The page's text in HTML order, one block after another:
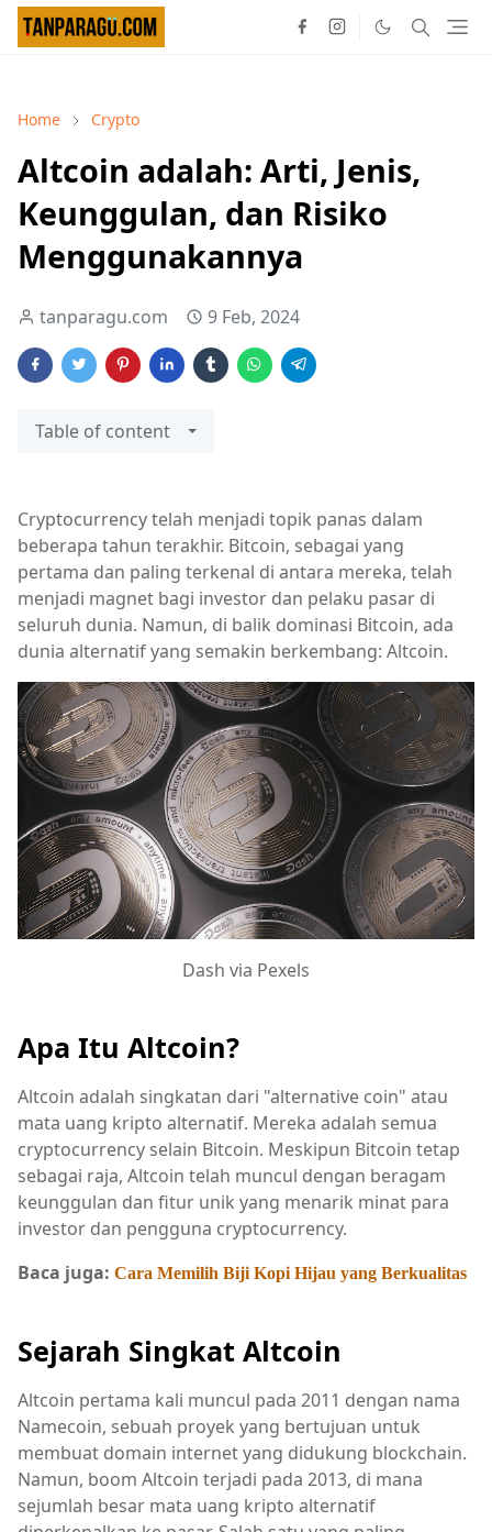
Home Crypto
Altcoin adalah: Arti, Jenis,
Keunggulan, dan Risiko
Menggunakannya
tanparagu.com 9 Feb, 2024
Table of content
Cryptocurrency telah menjadi topik panas dalam
beberapa tahun terakhir. Bitcoin, sebagai yang
pertama dan paling terkenal di antara mereka, telah
menjadi magnet bagi investor dan pelaku pasar di
seluruh dunia. Namun, di balik dominasi Bitcoin, ada
dunia alternatif yang semakin berkembang: Altcoin.
Dash via Pexels
Apa Itu Altcoin?
Altcoin adalah singkatan dari "alternative coin" atau
mata uang kripto alternatif. Mereka adalah semua
cryptocurrency selain Bitcoin. Meskipun Bitcoin tetap
sebagai raja, Altcoin telah muncul dengan beragam
keunggulan dan fitur unik yang menarik minat para
investor dan pengguna cryptocurrency.
Baca juga: Cara Memilih Biji Kopi Hijau yang Berkualitas
Sejarah Singkat Altcoin
Altcoin pertama kali muncul pada 2011 dengan nama
Namecoin, sebuah proyek yang bertujuan untuk
membuat domain internet yang didukung blockchain.
Namun, boom Altcoin terjadi pada 2013, di mana
sejumlah besar mata uang kripto alternatif